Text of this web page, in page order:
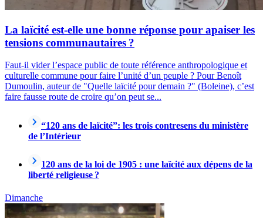
La laïcité est-elle une bonne réponse pour apaiser les
tensions communautaires ?
Faut-il vider l’espace public de toute référence anthropologique et
culturelle commune pour faire l’unité d’un peuple ? Pour Benoît
Dumoulin, auteur de "Quelle laïcité pour demain ?" (Boleine), c’est
faire fausse route de croire qu’on peut se...
“120 ans de laïcité”: les trois contresens du ministère
de l’Intérieur
120 ans de la loi de 1905 : une laïcité aux dépens de la
liberté religieuse ?
Dimanche